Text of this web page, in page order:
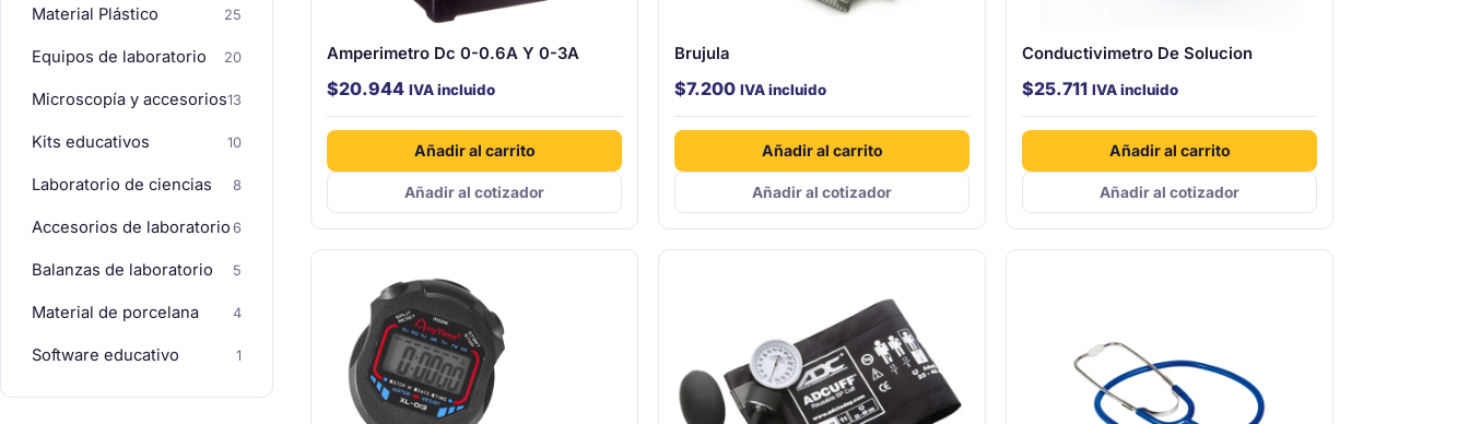
Material Plástico 25
Equipos de laboratorio 20
Microscopía y accesorios13
Kits educativos 10
Laboratorio de ciencias 8
Accesorios de laboratorio 6
Balanzas de laboratorio 5
Material de porcelana 4
Software educativo 1
Amperimetro Dc 0-0.6A Y 0-3A
$20.944 IVA incluido
Añadir al carrito
Añadir al cotizador
Brujula
$7.200 IVA incluido
Añadir al carrito
Añadir al cotizador
Conductivimetro De Solucion
$25.711 IVA incluido
Añadir al carrito
Añadir al cotizador